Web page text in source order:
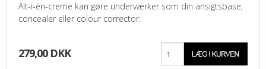
Alt-i-én-creme kan gøre underværker som din ansigtsbase,
concealer eller colour corrector.
279,00 DKK